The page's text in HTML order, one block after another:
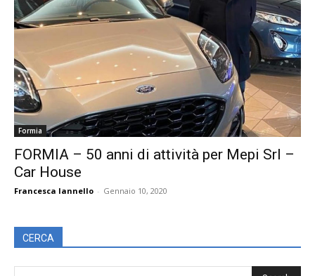
Formia
FORMIA – 50 anni di attività per Mepi Srl –
Car House
Francesca Iannello - Gennaio 10, 2020
CERCA